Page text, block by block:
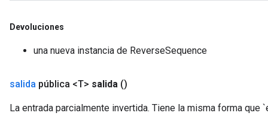
Devoluciones
una nueva instancia de ReverseSequence
salida pública <T> salida ()
La entrada parcialmente invertida. Tiene la misma forma que